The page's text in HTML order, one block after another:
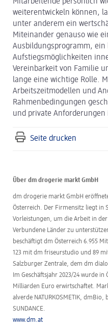
weiterentwickeln können,
unter anderem ein
Miteinander genauso wie
Ausbildungsprogramm, ein
Aufstiegsmöglichkeiten
Vereinbarkeit von Familie
lange eine wichtige Rolle.
Arbeitszeitmodellen und
Rahmenbedingungen
und private
Seite drucken
Über dm drogerie markt GmbH
dm drogerie markt GmbH
Österreich. Der Firmensitz liegt in
Vorleistungen, um die Arbeit in
Verbundene Länder zu
beschäftigt dm Österreich 6.955
123 mit dm friseurstudio und 89
Salzburger Zentrale, dem dm
Im Geschäftsjahr 2023/24 wurde
Milliarden Euro erwirtschaftet.
alverde NATURKOSMETIK,
SUNDANCE.
www.dm.at